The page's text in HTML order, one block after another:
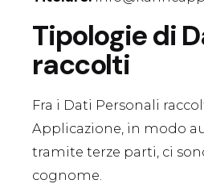
Tipologie di
raccolti
Fra i Dati Personali
Applicazione, in modo
tramite terze parti, ci
cognome.